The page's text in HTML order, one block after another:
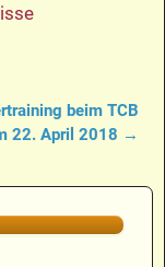
beim TCB
22. April 2018 →